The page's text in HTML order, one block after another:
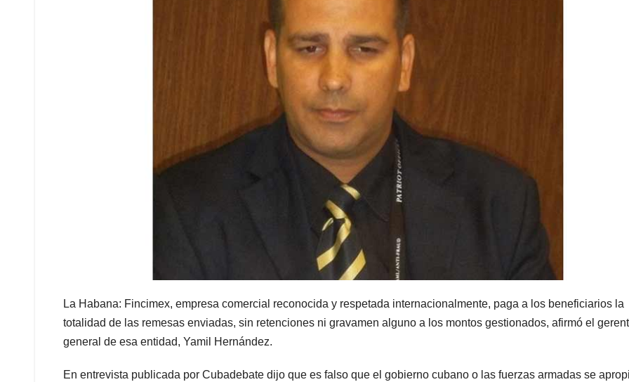
La Habana: Fincimex, empresa comercial reconocida y respetada internacionalmente, paga a los beneficiarios la
totalidad de las remesas enviadas, sin retenciones ni gravamen alguno a los montos gestionados, afirmó el
general de esa entidad, Yamil Hernández.
En entrevista publicada por Cubadebate dijo que es falso que el gobierno cubano o las fuerzas armadas se